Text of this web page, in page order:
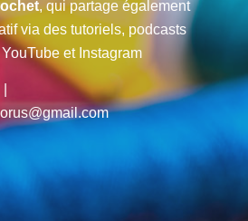
, qui partage également
via des tutoriels, podcasts
et Instagram